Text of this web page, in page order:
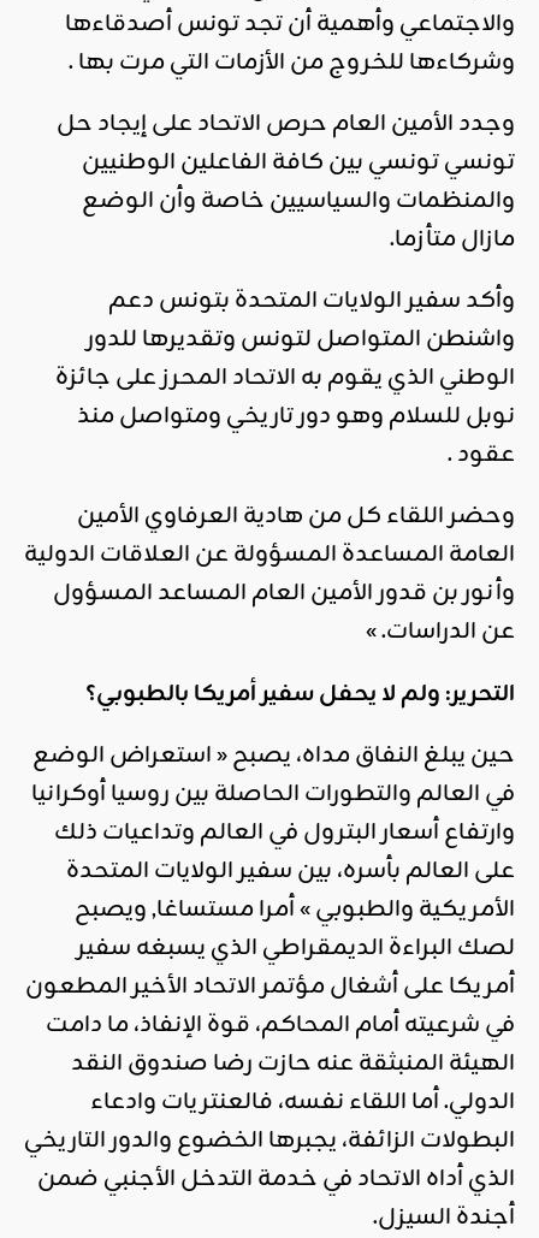
والاجتماعي وأهمية أن تجد تونس أصدقاءها
وشركاءها للخروج من الأزمات التي مرت بها .
وجدد الأمين العام حرص الاتحاد على إيجاد حل
تونسي تونسي بين كافة الفاعلين الوطنيين
والمنظمات والسياسيين خاصة وأن الوضع
مازال متأزما.
وأكد سفير الولايات المتحدة بتونس دعم
واشنطن المتواصل لتونس وتقديرها للدور
الوطني الذي يقوم به الاتحاد المحرز على جائزة
نوبل للسلام وهو دور تاريخي ومتواصل منذ
عقود .
وحضر اللقاء كل من هادية العرفاوي الأمين
العامة المساعدة المسؤولة عن العلاقات الدولية
وأنور بن قدور الأمين العام المساعد المسؤول
عن الدراسات. »
التحرير: ولم لا يحفل سفير أمريكا بالطبوبي؟
حين يبلغ النفاق مداه، يصبح « استعراض الوضع
في العالم والتطورات الحاصلة بين روسيا أوكرانيا
وارتفاع أسعار البترول في العالم وتداعيات ذلك
على العالم بأسره، بين سفير الولايات المتحدة
الأمريكية والطبوبي » أمرا مستساغا, ويصبح
لصك البراءة الديمقراطي الذي يسبغه سفير
أمريكا على أشغال مؤتمر الاتحاد الأخير المطعون
في شرعيته أمام المحاكم، قوة الإنفاذ، ما دامت
الهيئة المنبثقة عنه حازت رضا صندوق النقد
الدولي. أما اللقاء نفسه، فالعنتريات وادعاء
البطولات الزائفة، يجبرها الخضوع والدور التاريخي
الذي أداه الاتحاد في خدمة التدخل الأجنبي ضمن
أجندة السيزل.